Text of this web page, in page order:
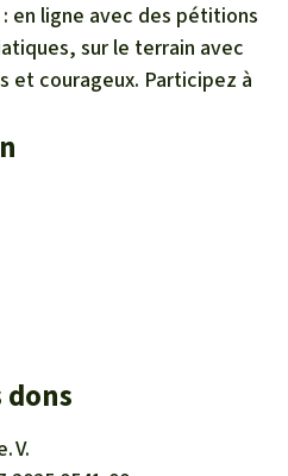
en ligne avec des pétitions
sur le terrain avec
et courageux. Participez à
V.